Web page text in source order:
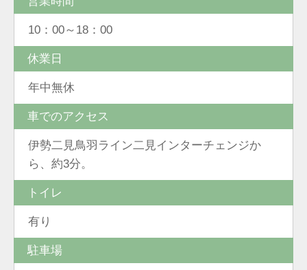
10：00～18：00
休業日
年中無休
車でのアクセス
伊勢二見鳥羽ライン二見インターチェンジか
ら、約3分。
トイレ
有り
駐車場